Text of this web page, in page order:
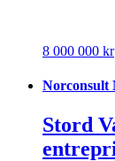
8 000 000 kr
Norconsult
Stord